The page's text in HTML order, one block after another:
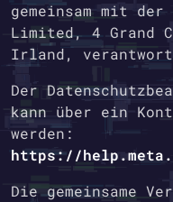
gemeinsam mit
Limited, 4 Grand
Irland,
Der
kann über ein
werden:
https://
Die gemeinsame